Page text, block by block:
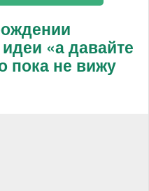
«а давайте
пока не вижу